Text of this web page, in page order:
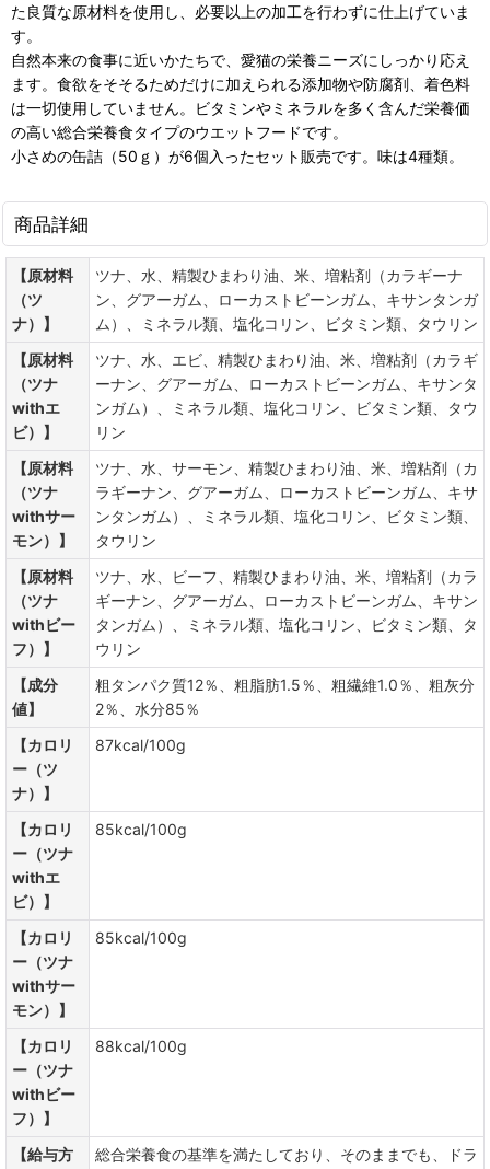
た良質な原材料を使用し、必要以上の加工を行わずに仕上げていま
す。
自然本来の食事に近いかたちで、愛猫の栄養ニーズにしっかり応え
ます。食欲をそそるためだけに加えられる添加物や防腐剤、着色料
は一切使用していません。ビタミンやミネラルを多く含んだ栄養価
の高い総合栄養食タイプのウエットフードです。
小さめの缶詰（50ｇ）が6個入ったセット販売です。味は4種類。
商品詳細
【原材料
（ツ
ナ）】
ツナ、水、精製ひまわり油、米、増粘剤（カラギーナ
ン、グアーガム、ローカストビーンガム、キサンタンガ
ム）、ミネラル類、塩化コリン、ビタミン類、タウリン
【原材料
（ツナ
withエ
ビ）】
ツナ、水、エビ、精製ひまわり油、米、増粘剤（カラギ
ーナン、グアーガム、ローカストビーンガム、キサンタ
ンガム）、ミネラル類、塩化コリン、ビタミン類、タウ
リン
【原材料
（ツナ
withサー
モン）】
ツナ、水、サーモン、精製ひまわり油、米、増粘剤（カ
ラギーナン、グアーガム、ローカストビーンガム、キサ
ンタンガム）、ミネラル類、塩化コリン、ビタミン類、
タウリン
【原材料
（ツナ
withビー
フ）】
ツナ、水、ビーフ、精製ひまわり油、米、増粘剤（カラ
ギーナン、グアーガム、ローカストビーンガム、キサン
タンガム）、ミネラル類、塩化コリン、ビタミン類、タ
ウリン
【成分
値】
粗タンパク質12％、粗脂肪1.5％、粗繊維1.0％、粗灰分
2％、水分85％
【カロリ
ー（ツ
ナ）】
87kcal/100g
【カロリ
ー（ツナ
withエ
ビ）】
85kcal/100g
【カロリ
ー（ツナ
withサー
モン）】
85kcal/100g
【カロリ
ー（ツナ
withビー
フ）】
88kcal/100g
【給与方 総合栄養食の基準を満たしており、そのままでも、ドラ